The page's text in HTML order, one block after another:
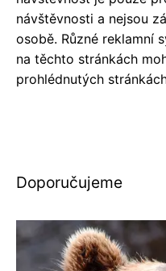
návštěvnosti a nejsou
osobě. Různé reklamní
na těchto stránkách
prohlédnutých
Doporučujeme